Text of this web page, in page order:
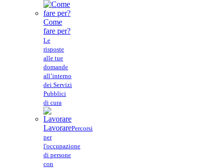
Come
fare per?
Le
risposte
alle tue
domande
all’interno
dei Servizi
Pubblici
di cura
LavorarePercorsi
per
l'occupazione
di persone
con